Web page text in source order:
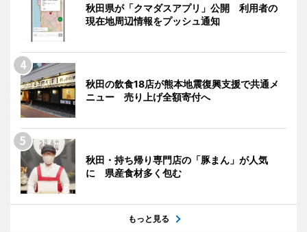
秋田県が「クマダスアプリ」公開 利用者の
現在地周辺情報をプッシュ通知
秋田の飲食18店が熊本地震復興支援で共通メ
ニュー 売り上げ全額寄付へ
秋田・持ち帰り専門店の「豚まん」が人気
に 県産食材多く包む
もっと見る